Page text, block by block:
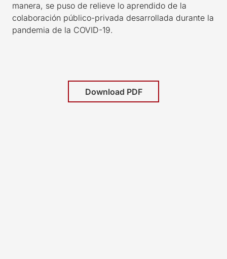
manera, se puso de relieve lo aprendido de la
colaboración público-privada desarrollada durante la
pandemia de la COVID-19.
Download PDF